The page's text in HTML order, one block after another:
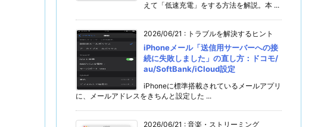
えて「低速充電」をする方法を解説。本 ...
2026/06/21 : トラブルを解決するヒント
iPhoneメール「送信用サーバーへの接
続に失敗しました」の直し方：ドコモ/
au/SoftBank/iCloud設定
iPhoneに標準搭載されているメールアプリ
に、メールアドレスをきちんと設定した ...
2026/06/21 : 音楽・ストリーミング